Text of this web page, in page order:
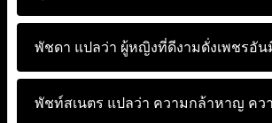
พัชดา แปลว่า ผู้หญิงที่ดีงามดั่งเพชรอัน
พัชท์สเนตร แปลว่า ความกล้าหาญ ควา